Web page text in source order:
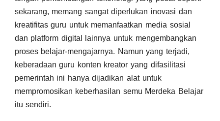
sekarang, memang sangat diperlukan inovasi dan
kreatifitas guru untuk memanfaatkan media sosial
dan platform digital lainnya untuk mengembangkan
proses belajar-mengajarnya. Namun yang terjadi,
keberadaan guru konten kreator yang difasilitasi
pemerintah ini hanya dijadikan alat untuk
mempromosikan keberhasilan semu Merdeka Belajar
itu sendiri.